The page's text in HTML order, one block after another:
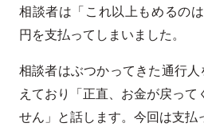
相談者は「これ以上もめるの
円を支払ってしまいました。
相談者はぶつかってきた通行人
えており「正直、お金が戻って
せん」と話します。今回は支払